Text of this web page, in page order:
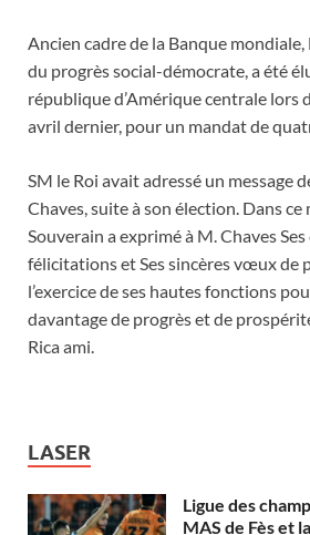
Ancien cadre de la Banque
du progrès social-démocrate, a été
république d’Amérique centrale lors
avril dernier, pour un mandat de
SM le Roi avait adressé un message
Chaves, suite à son élection. Dans ce
Souverain a exprimé à M. Chaves
félicitations et Ses sincères vœux de
l’exercice de ses hautes fonctions
davantage de progrès et de
Rica ami.
LASER
Ligue des
MAS de Fès et